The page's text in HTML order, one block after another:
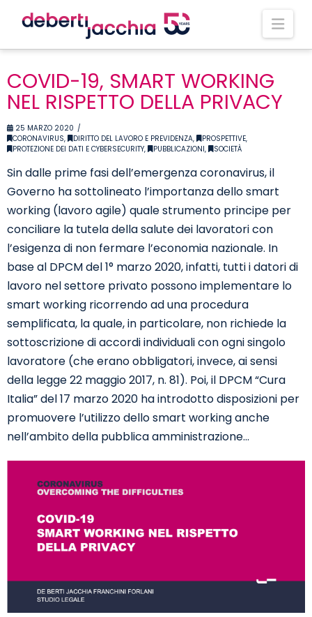
COVID-19, SMART WORKING
NEL RISPETTO DELLA PRIVACY
25 MARZO 2020
CORONAVIRUS, DIRITTO DEL LAVORO E PREVIDENZA, PROSPETTIVE,
PROTEZIONE DEI DATI E CYBERSECURITY, PUBBLICAZIONI, SOCIETÀ
Sin dalle prime fasi dell’emergenza coronavirus, il
Governo ha sottolineato l’importanza dello smart
working (lavoro agile) quale strumento principe per
conciliare la tutela della salute dei lavoratori con
l’esigenza di non fermare l’economia nazionale. In
base al DPCM del 1° marzo 2020, infatti, tutti i datori di
lavoro nel settore privato possono implementare lo
smart working ricorrendo ad una procedura
semplificata, la quale, in particolare, non richiede la
sottoscrizione di accordi individuali con ogni singolo
lavoratore (che erano obbligatori, invece, ai sensi
della legge 22 maggio 2017, n. 81). Poi, il DPCM “Cura
Italia” del 17 marzo 2020 ha introdotto disposizioni per
promuovere l’utilizzo dello smart working anche
nell’ambito della pubblica amministrazione…